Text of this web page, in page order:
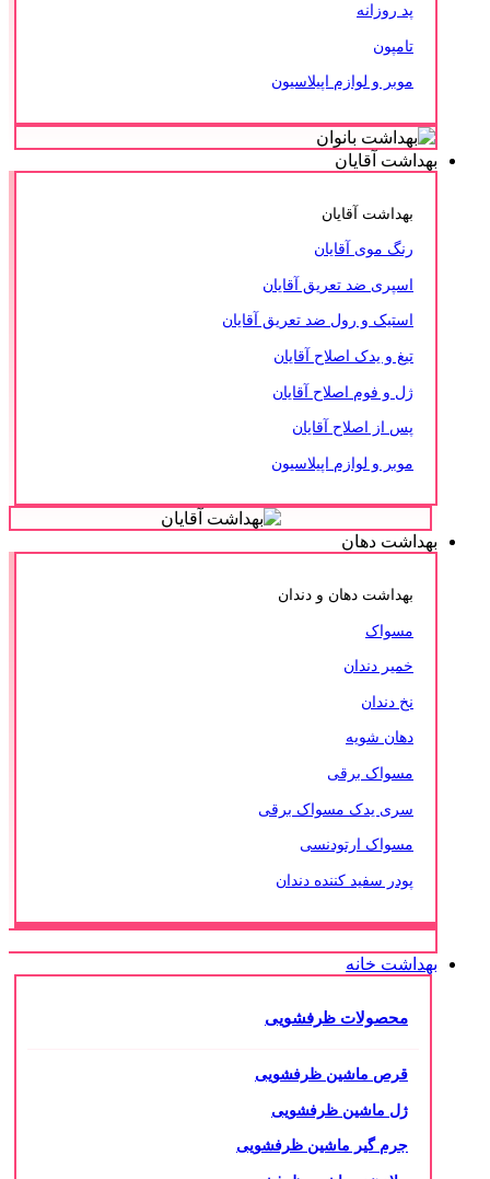
پد روزانه
تامپون
موبر و لوازم اپیلاسیون
بهداشت آقایان
بهداشت آقایان
رنگ موی آقایان
اسپری ضد تعریق آقایان
استیک و رول ضد تعریق آقایان
تیغ و یدک اصلاح آقایان
ژل و فوم اصلاح آقایان
پس از اصلاح آقایان
موبر و لوازم اپیلاسیون
بهداشت دهان
بهداشت دهان و دندان
مسواک
خمیر دندان
نخ دندان
دهان شویه
مسواک برقی
سری یدک مسواک برقی
مسواک ارتودنسی
پودر سفید کننده دندان
بهداشت خانه
محصولات ظرفشویی
قرص ماشین ظرفشویی
ژل ماشین ظرفشویی
جرم گیر ماشین ظرفشویی